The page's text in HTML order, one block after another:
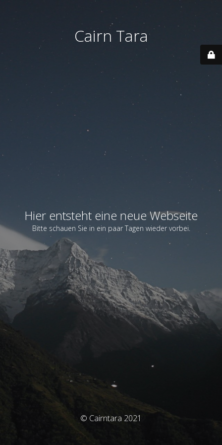
Cairn Tara
Hier entsteht eine neue Webseite
Bitte schauen Sie in ein paar Tagen wieder vorbei.
© Cairntara 2021